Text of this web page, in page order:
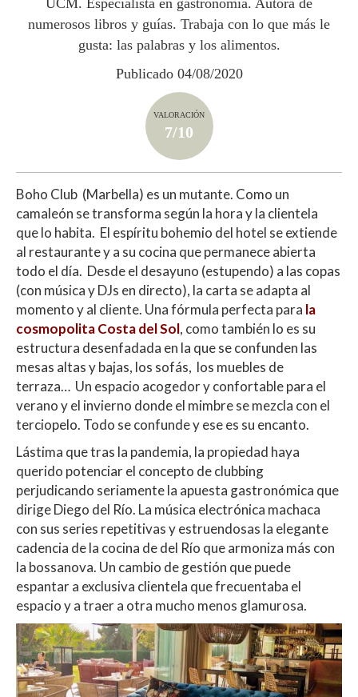
numerosos libros y guías. Trabaja con lo que más le
gusta: las palabras y los alimentos.
Publicado 04/08/2020
VALORACIÓN
7/10
Boho Club (Marbella) es un mutante. Como un
camaleón se transforma según la hora y la clientela
que lo habita. El espíritu bohemio del hotel se extiende
al restaurante y a su cocina que permanece abierta
todo el día. Desde el desayuno (estupendo) a las copas
(con música y DJs en directo), la carta se adapta al
momento y al cliente. Una fórmula perfecta para la
cosmopolita Costa del Sol, como también lo es su
estructura desenfadada en la que se confunden las
mesas altas y bajas, los sofás, los muebles de
terraza… Un espacio acogedor y confortable para el
verano y el invierno donde el mimbre se mezcla con el
terciopelo. Todo se confunde y ese es su encanto.
Lástima que tras la pandemia, la propiedad haya
querido potenciar el concepto de clubbing
perjudicando seriamente la apuesta gastronómica que
dirige Diego del Río. La música electrónica machaca
con sus series repetitivas y estruendosas la elegante
cadencia de la cocina de del Río que armoniza más con
la bossanova. Un cambio de gestión que puede
espantar a exclusiva clientela que frecuentaba el
espacio y a traer a otra mucho menos glamurosa.